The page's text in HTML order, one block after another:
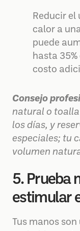
Reducir el
calor a
puede
hasta
costo
Consejo
natural o
los días, y
especiales; tu
volumen
5. Prueba
estimular
Tus manos